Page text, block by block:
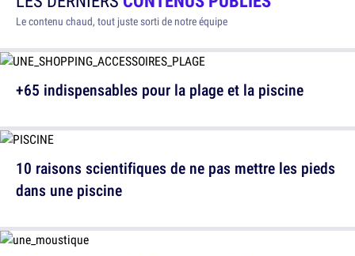
Le contenu chaud, tout juste sorti de notre équipe
+65 indispensables pour la plage et la piscine
10 raisons scientifiques de ne pas mettre les pieds
dans une piscine